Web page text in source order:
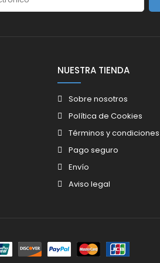
NUESTRA TIENDA
Sobre nosotros
Política de Cookies
Términos y condiciones
Pago seguro
Envío
Aviso legal